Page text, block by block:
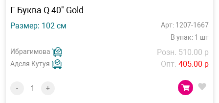
Г Буква Q 40" Gold
Размер: 102 см
Арт: 1207-1667
В упак: 1 шт
Ибрагимова
Аделя Кутуя
Розн. 510.00 р
Опт. 405.00 р
- +